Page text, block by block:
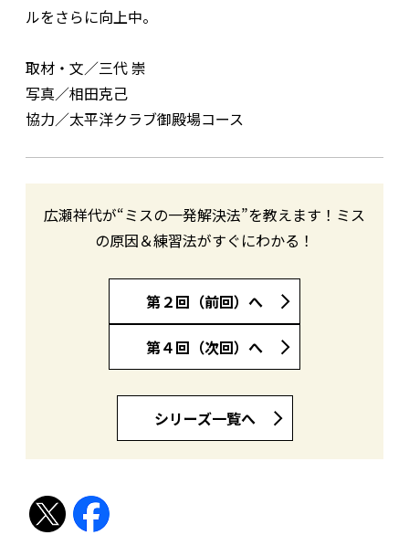
ルをさらに向上中。
取材・文／三代 崇
写真／相田克己
協力／太平洋クラブ御殿場コース
広瀬祥代が“ミスの一発解決法”を教えます！ミス
の原因＆練習法がすぐにわかる！
第２回（前回）へ
第４回（次回）へ
シリーズ一覧へ